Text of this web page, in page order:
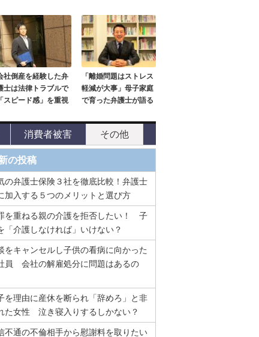
社倒産を経験した弁
士は法律トラブルで
「スピード感」を重視
「離婚問題はストレス
軽減が大事」母子家庭
で育った弁護士が語る
消費者被害 その他
の投稿
の弁護士保険３社を徹底比較！弁護士
加入する５つのメリットと選び方
を重ねる親の介護を拒否したい！ 子
「介護しなければ」いけない？
をキャンセルし子供の看病に向かった
員 会社の解雇処分に問題はあるの
を理由に産休を断られ「辞めろ」と非
た女性 泣き寝入りするしかない？
不通の不倫相手から慰謝料を取りたい